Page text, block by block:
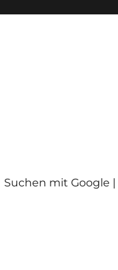
Suchen mit Google |